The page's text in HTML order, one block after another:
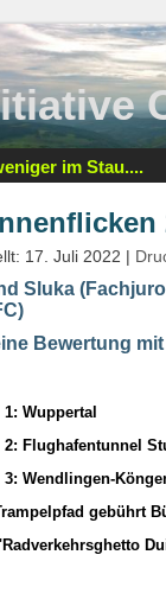
im Stau....
17. Juli 2022 |
Sluka
Bewertung
1: Wuppertal
2: Flughafentunnel
3: Wendlingen-
gebührt